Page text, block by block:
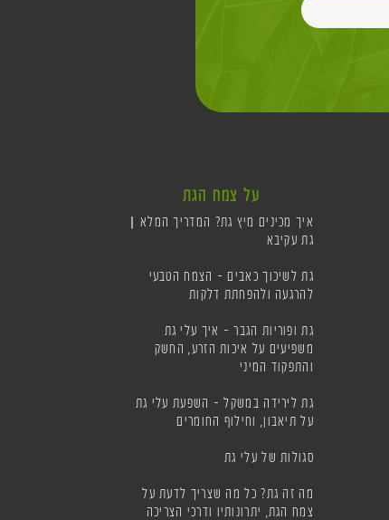
על צמח הגת
איך מכינים מיץ גת? המדריך המלא |
גת עקיבא
גת לשיכוך כאבים – הצמח הטבעי
להרגעה ולהפחתת דלקות
גת ופוריות הגבר – איך עלי גת
משפיעים על איכות הזרע, החשק
והתפקוד המיני
גת לירידה במשקל – השפעת עלי גת
על תיאבון, וחילוף החומרים
סגולות של עלי גת
מה זה גת? כל מה שצריך לדעת על
צמח הגת, יתרונותיו ודרכי הצריכה